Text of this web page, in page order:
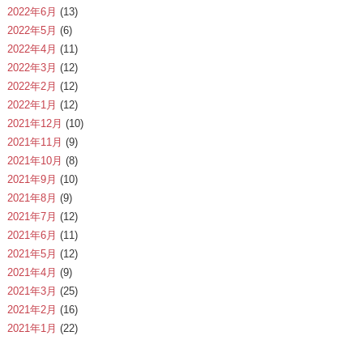
2022年6月 (13)
2022年5月 (6)
2022年4月 (11)
2022年3月 (12)
2022年2月 (12)
2022年1月 (12)
2021年12月 (10)
2021年11月 (9)
2021年10月 (8)
2021年9月 (10)
2021年8月 (9)
2021年7月 (12)
2021年6月 (11)
2021年5月 (12)
2021年4月 (9)
2021年3月 (25)
2021年2月 (16)
2021年1月 (22)